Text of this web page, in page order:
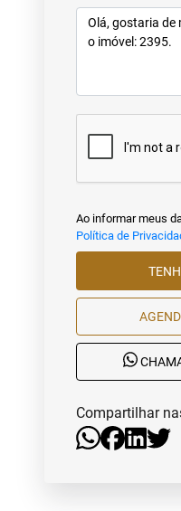
Ao informar meus
Política de
Compartilhar